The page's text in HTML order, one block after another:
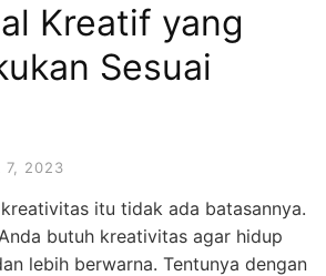
Kreatif yang
Sesuai
7, 2023
itu tidak ada batasannya.
butuh kreativitas agar hidup
lebih berwarna. Tentunya dengan